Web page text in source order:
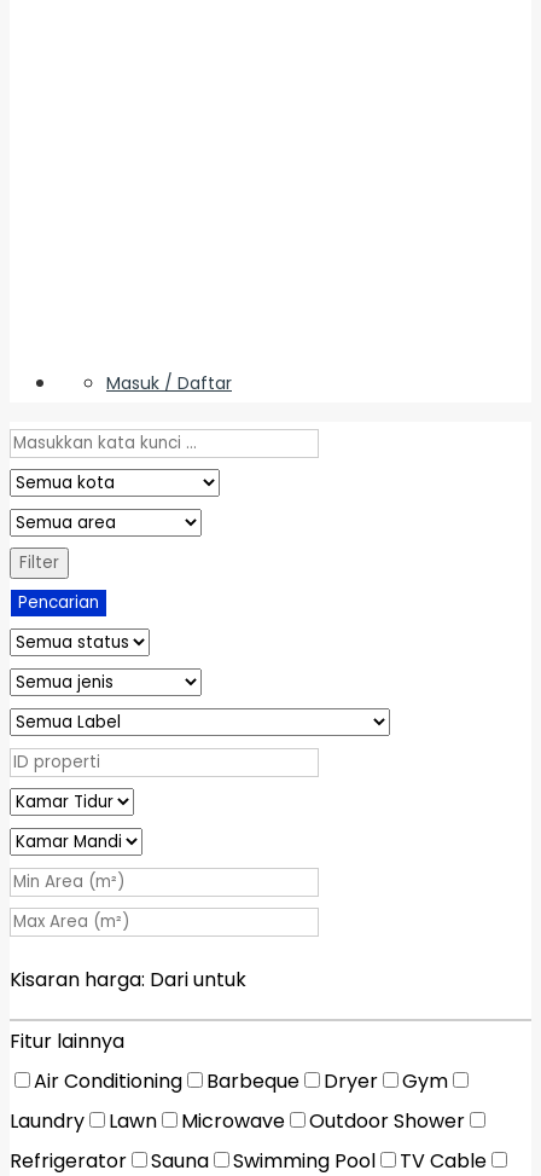
Masuk / Daftar
Filter
Pencarian
Kisaran harga: Dariuntuk
Fitur lainnya
Air Conditioning
Barbeque Dryer
Gym
Laundry
Lawn Microwave
Outdoor Shower
Refrigerator
Sauna Swimming Pool
TV Cable